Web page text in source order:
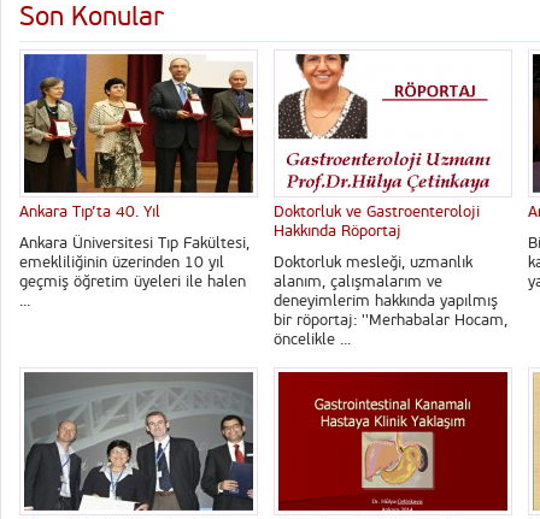
Son Konular
Ankara Tıp’ta 40. Yıl
Ankara Üniversitesi Tıp Fakültesi,
emekliliğinin üzerinden 10 yıl
geçmiş öğretim üyeleri ile halen
...
Doktorluk ve Gastroenteroloji
Hakkında Röportaj
Doktorluk mesleği, uzmanlık
alanım, çalışmalarım ve
deneyimlerim hakkında yapılmış
bir röportaj: ''Merhabalar Hocam,
öncelikle ...